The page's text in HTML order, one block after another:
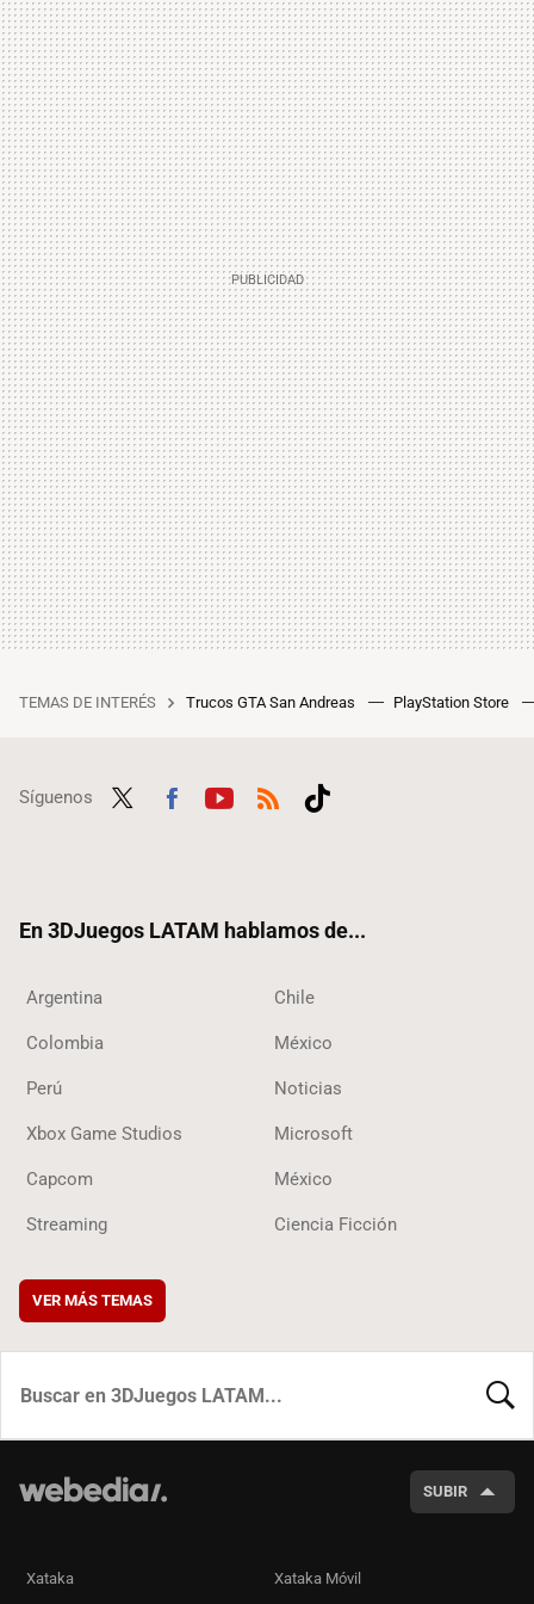
TEMAS DE INTERÉS Trucos GTA San Andreas PlayStation Store
Síguenos
En 3DJuegos LATAM hablamos de...
Argentina Chile
Colombia México
Perú Noticias
Xbox Game Studios Microsoft
Capcom México
Streaming Ciencia Ficción
VER MÁS TEMAS
SUBIR
Xataka Xataka Móvil